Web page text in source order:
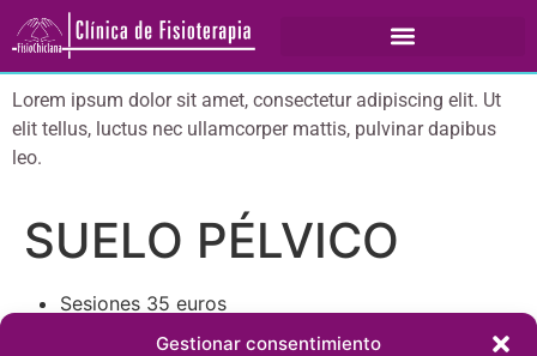
Gestionar consentimiento
Lorem ipsum dolor sit amet, consectetur adipiscing elit. Ut
elit tellus, luctus nec ullamcorper mattis, pulvinar dapibus
leo.
SUELO PÉLVICO
Sesiones 35 euros
Valoración 40 euros